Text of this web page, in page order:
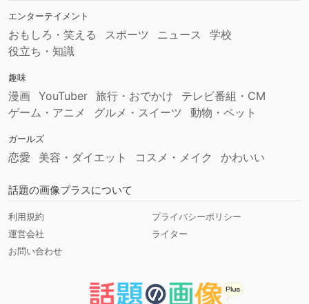
エンターテイメント
おもしろ・笑える スポーツ ニュース
学校
役立ち・知識
趣味
漫画 YouTuber 旅行・おでかけ
テレビ番組・CM
ゲーム・アニメ
グルメ・スイーツ 動物・ペット
ガールズ
恋愛 美容・ダイエット コスメ・メイク かわいい
話題の画像プラスについて
利用規約
プライバシーポリシー
運営会社
ライター
お問い合わせ